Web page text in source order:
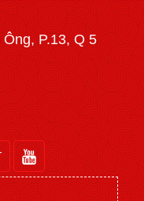
P.13, Q 5